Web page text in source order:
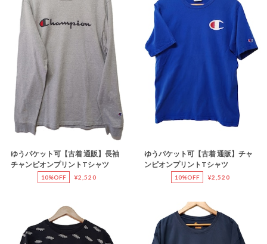
ゆうパケット可【古着 通販】長袖
チャンピオンプリントTシャツ
10%OFF ¥2,520
ゆうパケット可【古着 通販】チャ
ンピオンプリントTシャツ
10%OFF ¥2,520